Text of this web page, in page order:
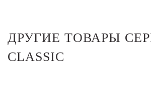
ДРУГИЕ ТОВАРЫ
CLASSIC